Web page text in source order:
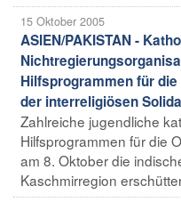
15 Oktober 2005
ASIEN/PAKISTAN -
Hilfsprogrammen für
der interreligiösen
Zahlreiche jugendliche
Hilfsprogrammen für die
am 8. Oktober die
Kaschmirregion